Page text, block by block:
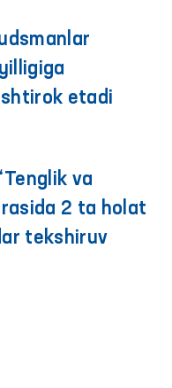
etadi
va
2 ta holat
tekshiruv